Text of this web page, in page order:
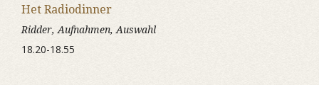
Het Radiodinner
Ridder, Aufnahmen, Auswahl
18.20-18.55